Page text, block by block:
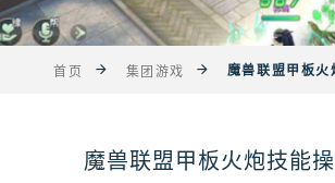
首页 集团游戏 魔兽联盟甲板火
魔兽联盟甲板火炮技能